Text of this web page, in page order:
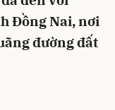
Đồng Nai, nơi
đường đất